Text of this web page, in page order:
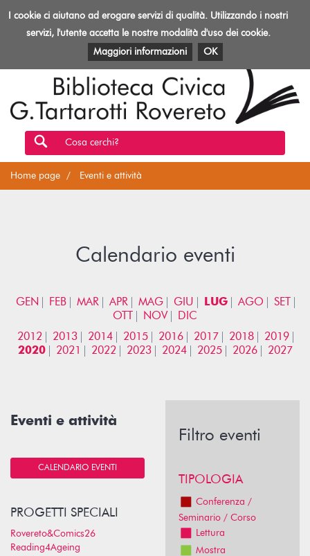
Toggle
Biblioteca
Rovereto
EVENTI E ATTIVITÀ PATRIMONIO E RISORSE
Cosa cerchi?
Home page Eventi e attività
Calendario eventi
GEN FEB MAR APR MAG GIU LUG AGO
SET
OTT
NOV
DIC
2012
2013 2014 2015 2016 2017 2018
2019
2020
2021 2022 2023 2024 2025 2026 2027
Eventi e attività
CALENDARIO EVENTI
PROGETTI SPECIALI
Rovereto&Comics26
Reading4Ageing
Filtro eventi
TIPOLOGIA
Conferenza /
Seminario / Corso
Lettura
Mostra
I cookie ci aiutano ad erogare servizi di qualità. Utilizzando i nostri
servizi, l'utente accetta le nostre modalità d'uso dei cookie.
Maggiori informazioni
OK